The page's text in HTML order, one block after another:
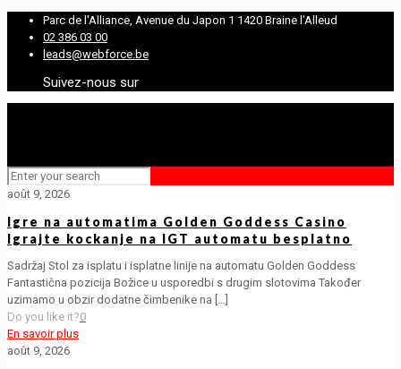
Parc de l'Alliance, Avenue du Japon 1 1420 Braine l'Alleud
02 386 03 00
leads@webforce.be
Suivez-nous sur
août 9, 2026
Igre na automatima Golden Goddess Casino
Igrajte kockanje na IGT automatu besplatno
Sadržaj Stol za isplatu i isplatne linije na automatu Golden Goddess
Fantastična pozicija Božice u usporedbi s drugim slotovima Također
uzimamo u obzir dodatne čimbenike na […]
Do you like it?0
En savoir plus
août 9, 2026